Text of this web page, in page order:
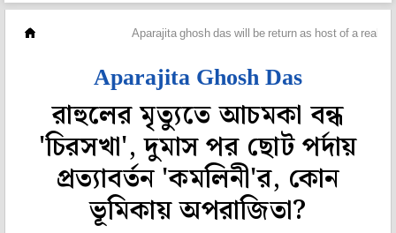
Aparajita ghosh das will be return as host of a reality
Aparajita Ghosh Das
রাহুলের মৃত্যুতে আচমকা বন্ধ
'চিরসখা', দুমাস পর ছোট পর্দায়
প্রত্যাবর্তন 'কমলিনী'র, কোন
ভূমিকায় অপরাজিতা?